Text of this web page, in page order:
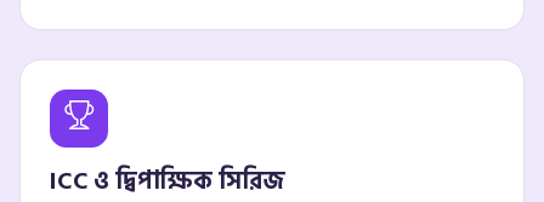
ICC ও দ্বিপাক্ষিক সিরিজ